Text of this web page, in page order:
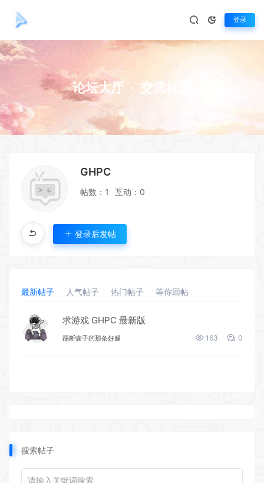
登录
论坛大厅 · 交流社区
GHPC
帖数：1 互动：0
登录后发帖
最新帖子 人气帖子 热门帖子 等你回帖
求游戏 GHPC 最新版
踢断瘸子的那条好腿 163 0
搜索帖子